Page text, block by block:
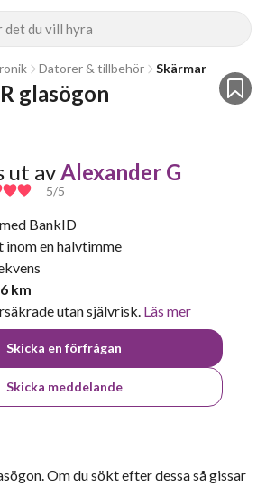
det du vill hyra
Datorer & tillbehör Skärmar
glasögon
ut av Alexander G
5/5
BankID
inom en halvtimme
km
utan självrisk. Läs mer
Skicka en förfrågan
Skicka meddelande
Om du sökt efter dessa så gissar